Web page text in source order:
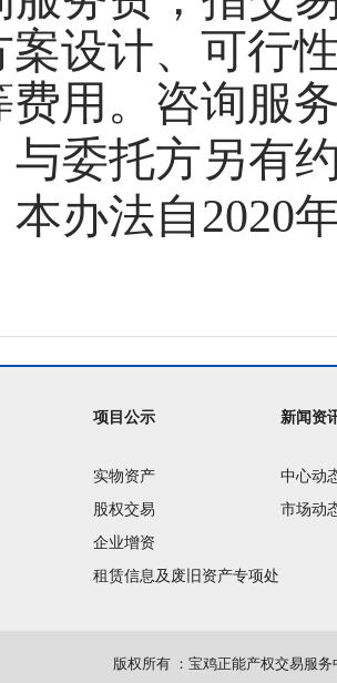
案设计、可行
费用。咨询服
与委托方另有
本办法自2020
项目公示
实物资产
股权交易
企业增资
租赁信息及废旧资产专项处
新闻资
中心动
市场动
版权所有 ： 宝鸡正能产权交易服